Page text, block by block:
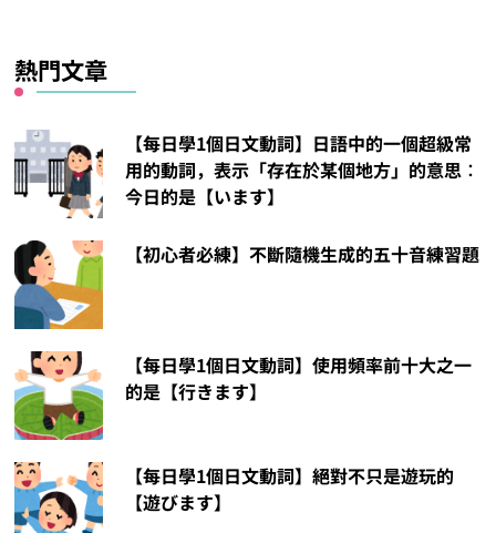
熱門文章
【每日學1個日文動詞】日語中的一個超級常
用的動詞，表示「存在於某個地方」的意思︰
今日的是【います】
【初心者必練】不斷隨機生成的五十音練習題
【每日學1個日文動詞】使用頻率前十大之一
的是【行きます】
【每日學1個日文動詞】絕對不只是遊玩的
【遊びます】